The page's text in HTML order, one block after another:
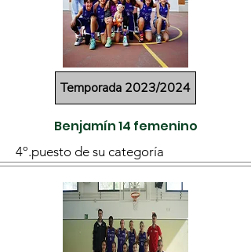
Temporada 2023/2024
Benjamín 14 femenino
4º.puesto de su categoría